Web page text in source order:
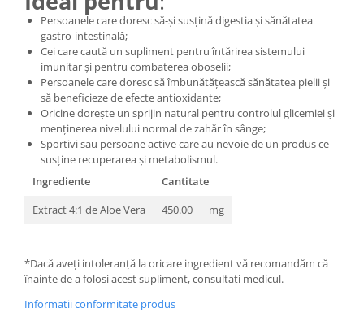
Persoanele care doresc să-și susțină digestia și sănătatea
gastro-intestinală;
Cei care caută un supliment pentru întărirea sistemului
imunitar și pentru combaterea oboselii;
Persoanele care doresc să îmbunătățească sănătatea pielii și
să beneficieze de efecte antioxidante;
Oricine dorește un sprijin natural pentru controlul glicemiei și
menținerea nivelului normal de zahăr în sânge;
Sportivi sau persoane active care au nevoie de un produs ce
susține recuperarea și metabolismul.
Ingrediente
Cantitate
Extract 4:1 de Aloe Vera
450.00 mg
*Dacă aveți intoleranță la oricare ingredient vă recomandăm că
înainte de a folosi acest supliment, consultați medicul.
Informatii conformitate produs